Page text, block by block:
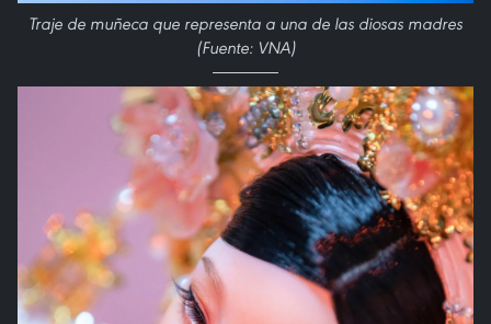
Traje de muñeca que representa a una de las diosas madres
(Fuente: VNA)